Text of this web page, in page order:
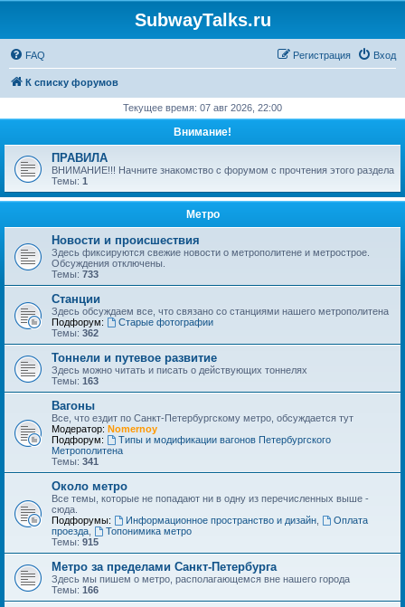
SubwayTalks.ru
FAQ Вход
Регистрация
К списку форумов
Текущее время: 07 авг 2026, 22:00
Внимание!
ПРАВИЛА
ВНИМАНИЕ!!! Начните знакомство с форумом с прочтения этого раздела
Темы: 1
Метро
Новости и происшествия
Здесь фиксируются свежие новости о метрополитене и метрострое.
Обсуждения отключены.
Темы: 733
Станции
Здесь обсуждаем все, что связано со станциями нашего метрополитена
Подфорум:
Старые фотографии
Темы: 362
Тоннели и путевое развитие
Здесь можно читать и писать о действующих тоннелях
Темы: 163
Вагоны
Все, что ездит по Санкт-Петербургскому метро, обсуждается тут
Модератор: Nomernoy
Подфорум:
Типы и модификации вагонов Петербургского
Метрополитена
Темы: 341
Около метро
Все темы, которые не попадают ни в одну из перечисленных выше -
сюда.
Подфорумы:
Информационное пространство и дизайн,
Оплата
проезда
Топонимика метро
Темы: 915
Метро за пределами Санкт-Петербурга
Здесь мы пишем о метро, располагающемся вне нашего города
Темы: 166